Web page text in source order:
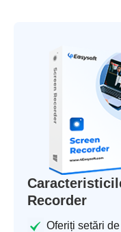
Recorder
Oferiți setări